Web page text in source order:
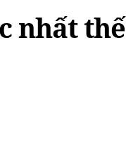
nhất thế